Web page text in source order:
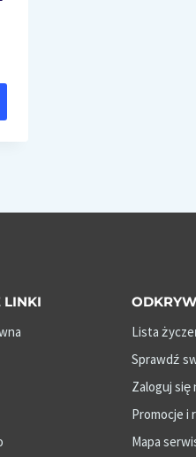
LINKI
Lista
Sprawdź
Zaloguj się
Promocje i
Mapa